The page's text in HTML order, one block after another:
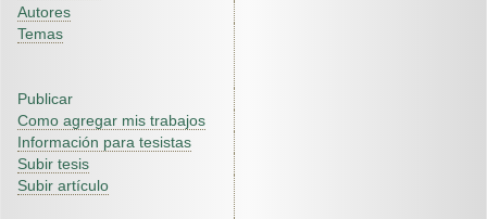
Autores
Temas
Publicar
Como agregar mis trabajos
Información para tesistas
Subir tesis
Subir artículo